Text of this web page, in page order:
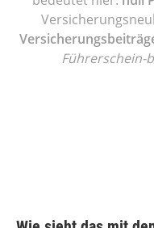
Führerschein-